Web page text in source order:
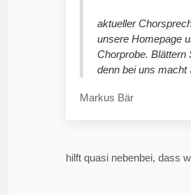
aktueller
unsere Homepage
Chorprobe. Blättern
denn bei uns macht
Markus Bär
hilft quasi nebenbei, dass